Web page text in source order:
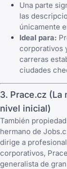
Una parte
las
únicamente
Ideal para:
corporativos
carreras
ciudades
3. Prace.cz (La
nivel inicial)
También
hermano de
dirige a
corporativos,
generalista de